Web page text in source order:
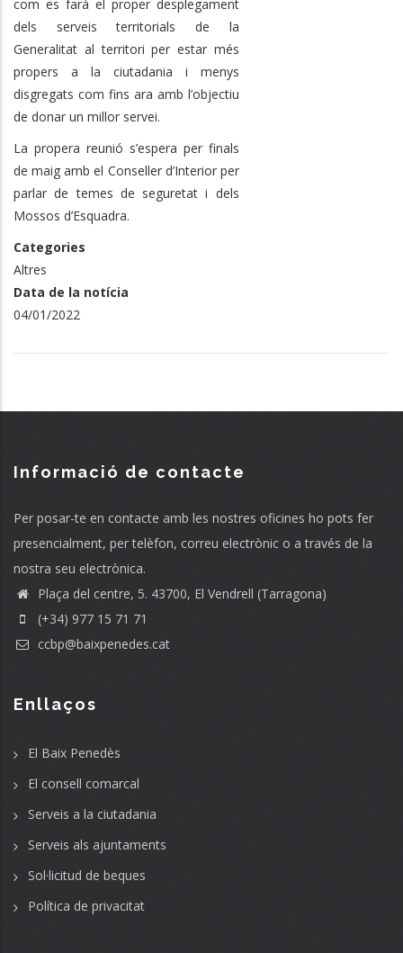
com es farà el proper desplegament
dels serveis territorials de la
Generalitat al territori per estar més
propers a la ciutadania i menys
disgregats com fins ara amb l’objectiu
de donar un millor servei.
La propera reunió s’espera per finals
de maig amb el Conseller d’Interior per
parlar de temes de seguretat i dels
Mossos d’Esquadra.
Categories
Altres
Data de la notícia
04/01/2022
Informació de contacte
Per posar-te en contacte amb les nostres oficines ho pots fer
presencialment, per telèfon, correu electrònic o a través de la
nostra seu electrònica.
Plaça del centre, 5. 43700, El Vendrell (Tarragona)
(+34) 977 15 71 71
ccbp@baixpenedes.cat
Enllaços
El Baix Penedès
El consell comarcal
Serveis a la ciutadania
Serveis als ajuntaments
Sol·licitud de beques
Política de privacitat